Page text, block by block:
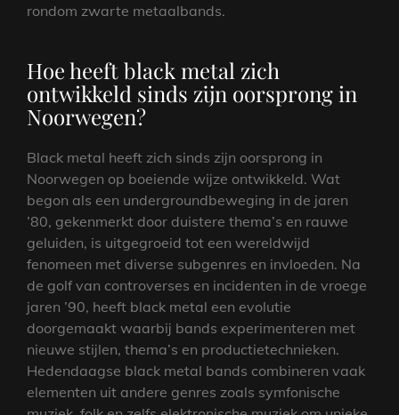
rondom zwarte metaalbands.
Hoe heeft black metal zich
ontwikkeld sinds zijn oorsprong in
Noorwegen?
Black metal heeft zich sinds zijn oorsprong in
Noorwegen op boeiende wijze ontwikkeld. Wat
begon als een undergroundbeweging in de jaren
’80, gekenmerkt door duistere thema’s en rauwe
geluiden, is uitgegroeid tot een wereldwijd
fenomeen met diverse subgenres en invloeden. Na
de golf van controverses en incidenten in de vroege
jaren ’90, heeft black metal een evolutie
doorgemaakt waarbij bands experimenteren met
nieuwe stijlen, thema’s en productietechnieken.
Hedendaagse black metal bands combineren vaak
elementen uit andere genres zoals symfonische